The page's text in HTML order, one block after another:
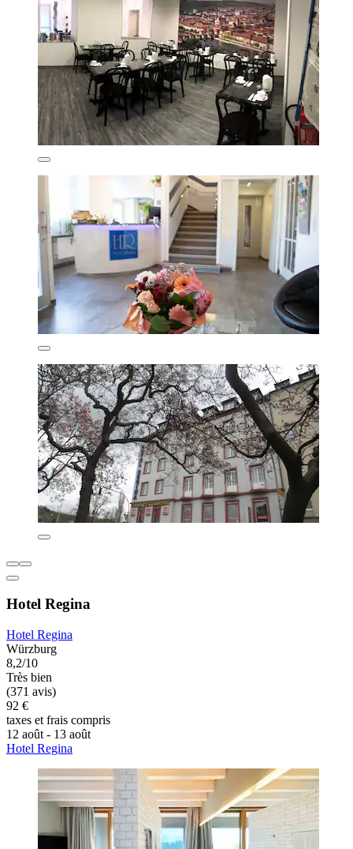
Hotel Regina
Hotel Regina
Würzburg
8,2/10
Très bien
(371 avis)
92 €
taxes et frais compris
12 août - 13 août
Hotel Regina